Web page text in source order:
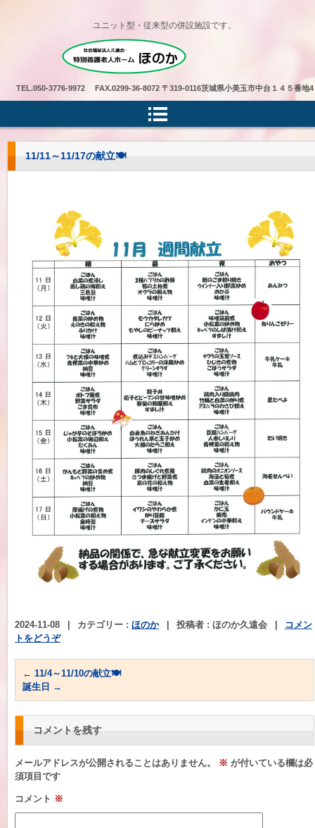
特別養護老人ホームほのか
ユニット型・従来型の併設施設です。
TEL.050-3776-9972 FAX.0299-36-8072 〒319-0116茨城県小美玉市中台１４５番地4
11/11～11/17の献立🍽
2024-11-08 | カテゴリー : ほのか | 投稿者 : ほのか久遠会 |
コメン
トをどうぞ
← 11/4～11/10の献立🍽
誕生日 →
コメントを残す
メールアドレスが公開されることはありません。 ※ が付いている欄は必
須項目です
コメント ※